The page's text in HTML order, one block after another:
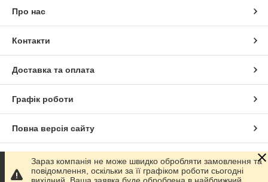
Про нас
Контакти
Доставка та оплата
Графік роботи
Повна версія сайту
Сайт створено на маркетплейсіProm.ua
Зараз компанія не може швидко обробляти замовлення та
повідомлення, оскільки за її графіком роботи сьогодні